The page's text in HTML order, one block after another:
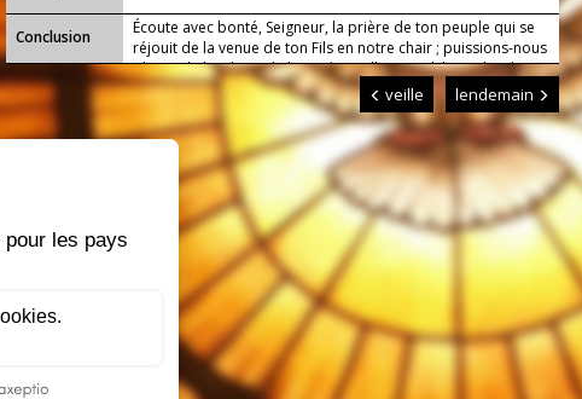
Conclusion
Écoute avec bonté, Seigneur, la prière de ton peuple qui se
réjouit de la venue de ton Fils en notre chair ; puissions-nous
obtenir le bonheur de la vie éternelle quand il viendra dans
sa gloire. Lui qui règne.
veille lendemain